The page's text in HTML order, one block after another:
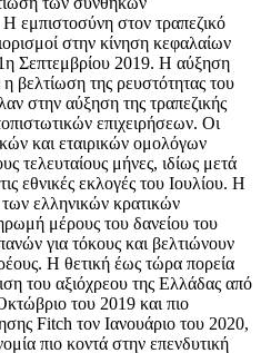
εμπιστοσύνη στον τραπεζικό
στην κίνηση κεφαλαίων
Σεπτεμβρίου 2019. Η αύξηση
βελτίωση της ρευστότητας του
στην αύξηση της τραπεζικής
επιχειρήσεων. Οι
και εταιρικών ομολόγων
τελευταίους μήνες, ιδίως μετά
εθνικές εκλογές του Ιουλίου. Η
ελληνικών κρατικών
μέρους του δανείου του
για τόκους και βελτιώνουν
Η θετική έως τώρα πορεία
του αξιόχρεου της Ελλάδας από
του 2019 και πιο
Fitch τον Ιανουάριο του 2020,
πιο κοντά στην επενδυτική